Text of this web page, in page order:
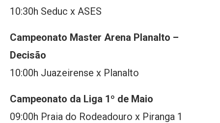
10:30h Seduc x ASES
Campeonato Master Arena Planalto –
Decisão
10:00h Juazeirense x Planalto
Campeonato da Liga 1º de Maio
09:00h Praia do Rodeadouro x Piranga 1